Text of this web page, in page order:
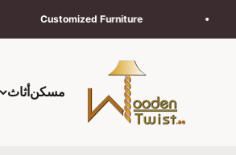
Customized Furniture
مسكنأثاث
Wooden Twist UAE